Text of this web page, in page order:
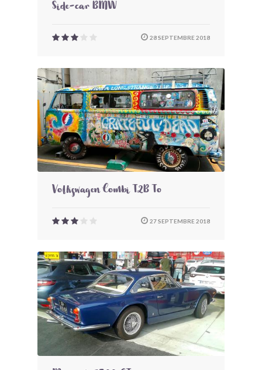
Side-car BMW
28 SEPTEMBRE 2018
Volkswagen Combi T2B To
27 SEPTEMBRE 2018